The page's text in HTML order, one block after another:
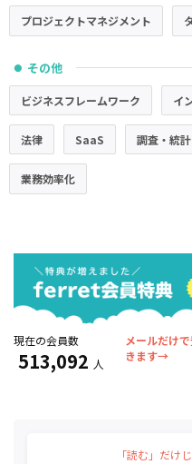
プロジェクトマネジメント
● その他
ビジネスフレームワーク イ
法律 SaaS 調査・統計
業務効率化
現在の会員数
513,092 人
メールだけ
きます→
「読む」だけ